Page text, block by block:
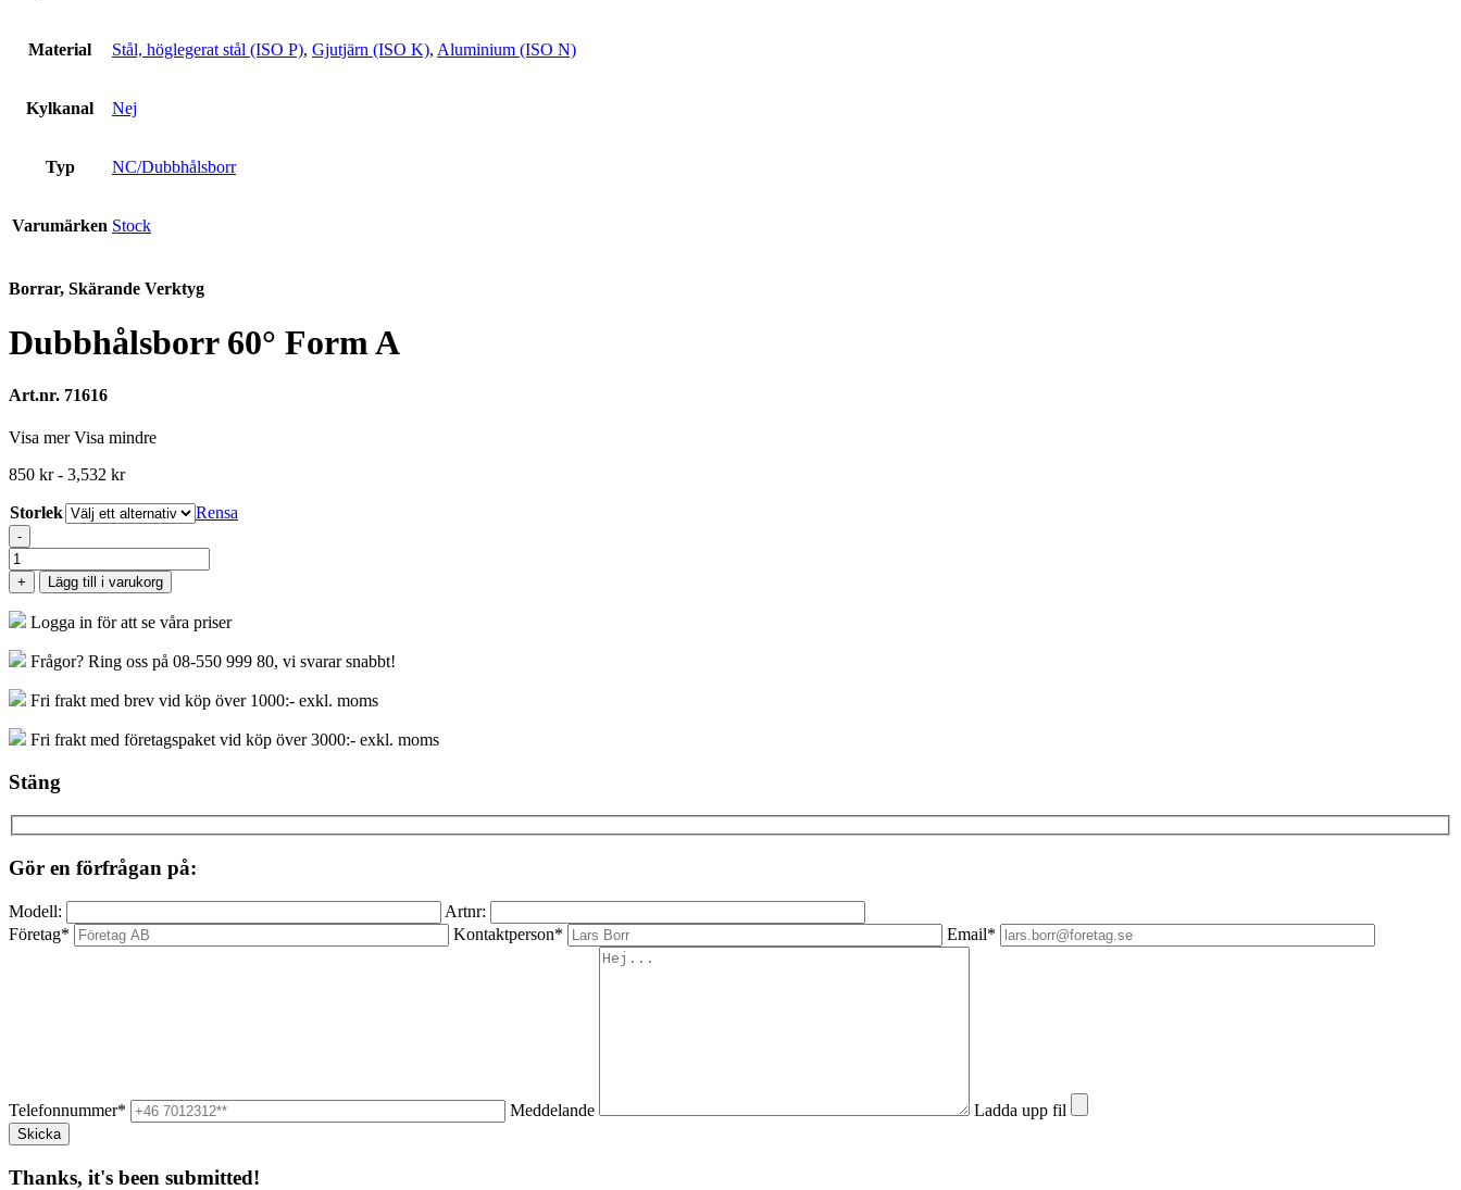
Material Stål, höglegerat stål (ISO P), Gjutjärn (ISO K), Aluminium (ISO N)
Kylkanal Nej
Typ NC/Dubbhålsborr
Varumärken Stock
Borrar, Skärande Verktyg
Dubbhålsborr 60° Form A
Art.nr. 71616
Visa mer Visa mindre
850 kr- 3,532 kr
Storlek Rensa
-
Dubbhålsborr
60°
Form
A
mängd
+ Lägg till i varukorg
Logga in för att se våra priser
Frågor? Ring oss på 08-550 999 80, vi svarar snabbt!
Fri frakt med brev vid köp över 1000:- exkl. moms
Fri frakt med företagspaket vid köp över 3000:- exkl. moms
Stäng
Gör en förfrågan på:
Modell:
Artnr:
Företag*
Kontaktperson* Email*
Telefonnummer* Meddelande Ladda upp fil
Thanks, it's been submitted!